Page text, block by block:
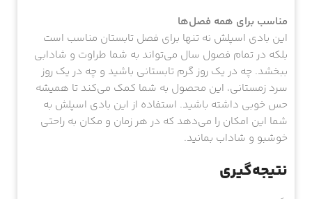
مناسب برای همه فصل‌ها
این بادی اسپلش نه تنها برای فصل تابستان مناسب است
بلکه در تمام فصول سال می‌تواند به شما طراوت و شادابی
ببخشد. چه در یک روز گرم تابستانی باشید و چه در یک روز
سرد زمستانی، این محصول به شما کمک می‌کند تا همیشه
حس خوبی داشته باشید. استفاده از این بادی اسپلش به
شما این امکان را می‌دهد که در هر زمان و مکان به راحتی
خوشبو و شاداب بمانید.
نتیجه‌گیری